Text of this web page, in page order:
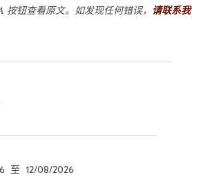
按钮查看原文。如发现任何错误， 请联系我
至 12/08/2026